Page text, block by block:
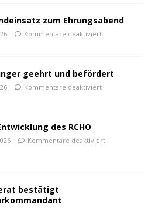
zum Ehrungsabend
Kommentare deaktiviert
geehrt und befördert
Kommentare deaktiviert
des RCHO
Kommentare deaktiviert
bestätigt